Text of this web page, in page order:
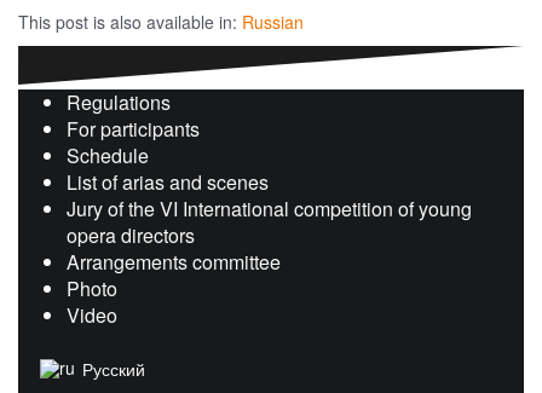
This post is also available in: Russian
Regulations
For participants
Schedule
List of arias and scenes
Jury of the VI International competition of young
opera directors
Arrangements committee
Photo
Video
Русский